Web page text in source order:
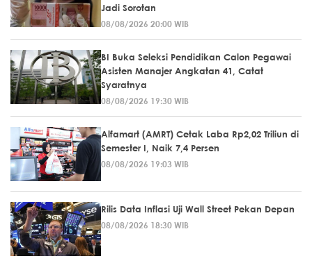
Jadi Sorotan
08/08/2026 20:00 WIB
BI Buka Seleksi Pendidikan Calon Pegawai
Asisten Manajer Angkatan 41, Catat
Syaratnya
08/08/2026 19:30 WIB
Alfamart (AMRT) Cetak Laba Rp2,02 Triliun di
Semester I, Naik 7,4 Persen
08/08/2026 19:03 WIB
Rilis Data Inflasi Uji Wall Street Pekan Depan
08/08/2026 18:30 WIB